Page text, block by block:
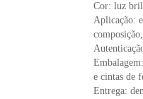
Cor: luz
Aplicação:
e cintas de
Entrega: